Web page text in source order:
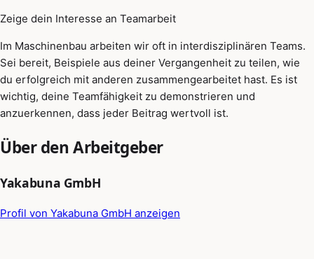
Zeige dein Interesse an Teamarbeit
Im Maschinenbau arbeiten wir oft in interdisziplinären Teams.
Sei bereit, Beispiele aus deiner Vergangenheit zu teilen, wie
du erfolgreich mit anderen zusammengearbeitet hast. Es ist
wichtig, deine Teamfähigkeit zu demonstrieren und
anzuerkennen, dass jeder Beitrag wertvoll ist.
Über den Arbeitgeber
Yakabuna GmbH
Profil von Yakabuna GmbH anzeigen